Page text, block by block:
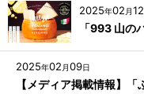
2025年02 月12
「993 山の
2025年02 月09日
【メディア掲載情報】